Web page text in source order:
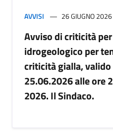
AVVISI 26 GIUGNO 2026
Avviso di criticità
idrogeologico per
criticità gialla,
25.06.2026 alle ore
2026. Il Sindaco.